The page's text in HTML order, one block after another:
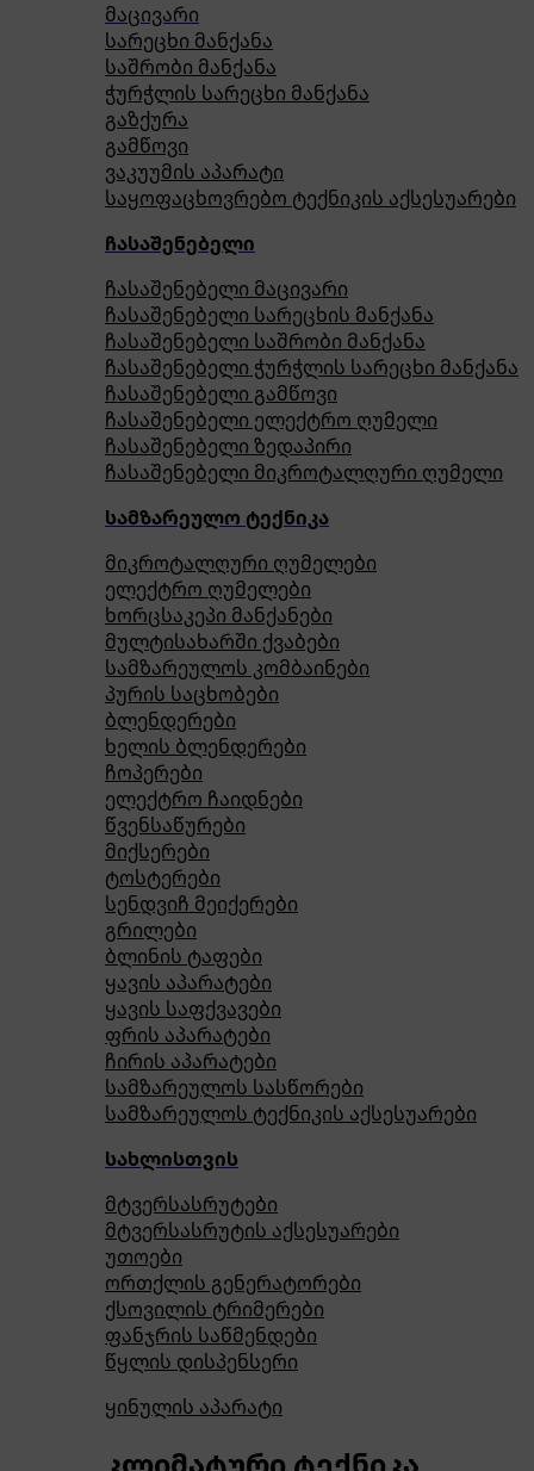
მაცივარი
სარეცხი მანქანა
საშრობი მანქანა
ჭურჭლის სარეცხი მანქანა
გაზქურა
გამწოვი
ვაკუუმის აპარატი
საყოფაცხოვრებო ტექნიკის აქსესუარები
ჩასაშენებელი
ჩასაშენებელი მაცივარი
ჩასაშენებელი სარეცხის მანქანა
ჩასაშენებელი საშრობი მანქანა
ჩასაშენებელი ჭურჭლის სარეცხი მანქანა
ჩასაშენებელი გამწოვი
ჩასაშენებელი ელექტრო ღუმელი
ჩასაშენებელი ზედაპირი
ჩასაშენებელი მიკროტალღური ღუმელი
სამზარეულო ტექნიკა
მიკროტალღური ღუმელები
ელექტრო ღუმელები
ხორცსაკეპი მანქანები
მულტისახარში ქვაბები
სამზარეულოს კომბაინები
პურის საცხობები
ბლენდერები
ხელის ბლენდერები
ჩოპერები
ელექტრო ჩაიდნები
წვენსაწურები
მიქსერები
ტოსტერები
სენდვიჩ მეიქერები
გრილები
ბლინის ტაფები
ყავის აპარატები
ყავის საფქვავები
ფრის აპარატები
ჩირის აპარატები
სამზარეულოს სასწორები
სამზარეულოს ტექნიკის აქსესუარები
სახლისთვის
მტვერსასრუტები
მტვერსასრუტის აქსესუარები
უთოები
ორთქლის გენერატორები
ქსოვილის ტრიმერები
ფანჯრის საწმენდები
წყლის დისპენსერი
ყინულის აპარატი